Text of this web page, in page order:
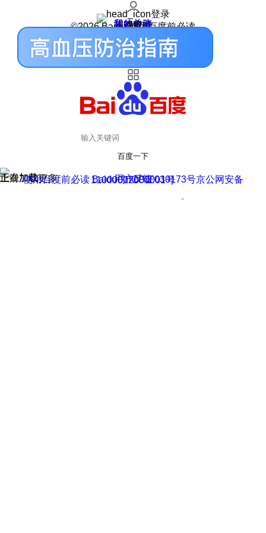
登录
我的关注
我的收藏
皮肤中心
用户反馈
设置
©2026 Baidu 使用百度前必读
百度一下
正在加载
上滑加载更多 用户反馈
使用百度前必读 Baidu 京ICP证030173号
京公网安备11000002000001号